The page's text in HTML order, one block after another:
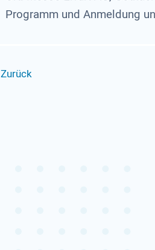
Programm und Anmeldung
Zurück